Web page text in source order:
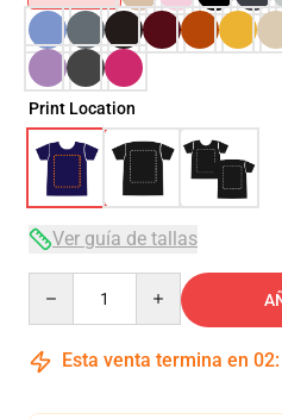
Print Location
Ver guía de tallas
Esta venta termina en 02: